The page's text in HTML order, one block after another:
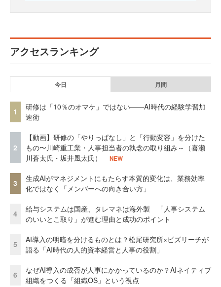
アクセスランキング
今日 月間
1
研修は「10％のオマケ」ではない——AI時代の経験学習加
速術
2
【動画】研修の「やりっぱなし」と「行動変容」を分けた
もの〜川崎重工業・人事担当者の執念の取り組み～（喜瀬
川蒼太氏・坂井風太氏）
NEW
3
生成AIがマネジメントにもたらす本質的変化は、業務効率
化ではなく「メンバーへの向き合い方」
4
給与システムは国産、タレマネは海外製 「人事システム
のいいとこ取り」が進む理由と成功のポイント
5
AI導入の明暗を分けるものとは？松尾研究所×ビズリーチが
語る「AI時代の人的資本経営と人事の役割」
6
なぜAI導入の成否が人事にかかっているのか？AIネイティブ
組織をつくる「組織OS」という視点